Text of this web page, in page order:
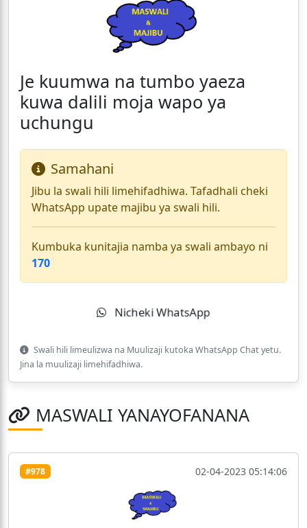
Je kuumwa na tumbo yaeza
kuwa dalili moja wapo ya
uchungu
Samahani
Jibu la swali hili limehifadhiwa. Tafadhali cheki
WhatsApp upate majibu ya swali hili.
Kumbuka kunitajia namba ya swali ambayo ni
170
Nicheki WhatsApp
Swali hili limeulizwa na Muulizaji kutoka WhatsApp Chat yetu.
Jina la muulizaji limehifadhiwa.
MASWALI YANAYOFANANA
#978 02-04-2023 05:14:06